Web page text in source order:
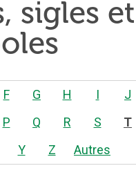
sigles et
F G H I
J
P Q R S
T
Y Z Autres